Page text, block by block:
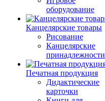
оборудование
Канцелярские товары
Рисование
Канцелярские
принадлежности
Печатная продукция
Дидактические
карточки